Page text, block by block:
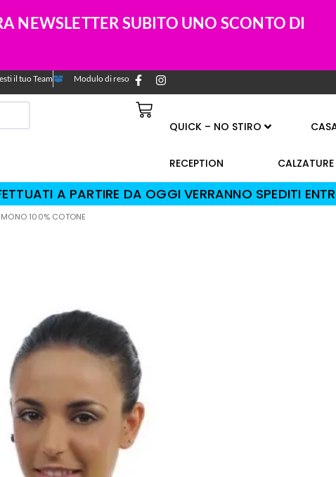
NEWSLETTER SUBITO UNO SCONTO DI
il tuo Team Modulo di reso
QUICK – NO STIRO
RECEPTION CALZATURE
A PARTIRE DA OGGI VERRANNO SPEDITI
100% COTONE